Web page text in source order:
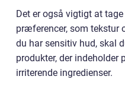
Det er også vigtigt at
præferencer, som tekstur
du har sensitiv hud, skal
produkter, der indeholder
irriterende ingredienser.